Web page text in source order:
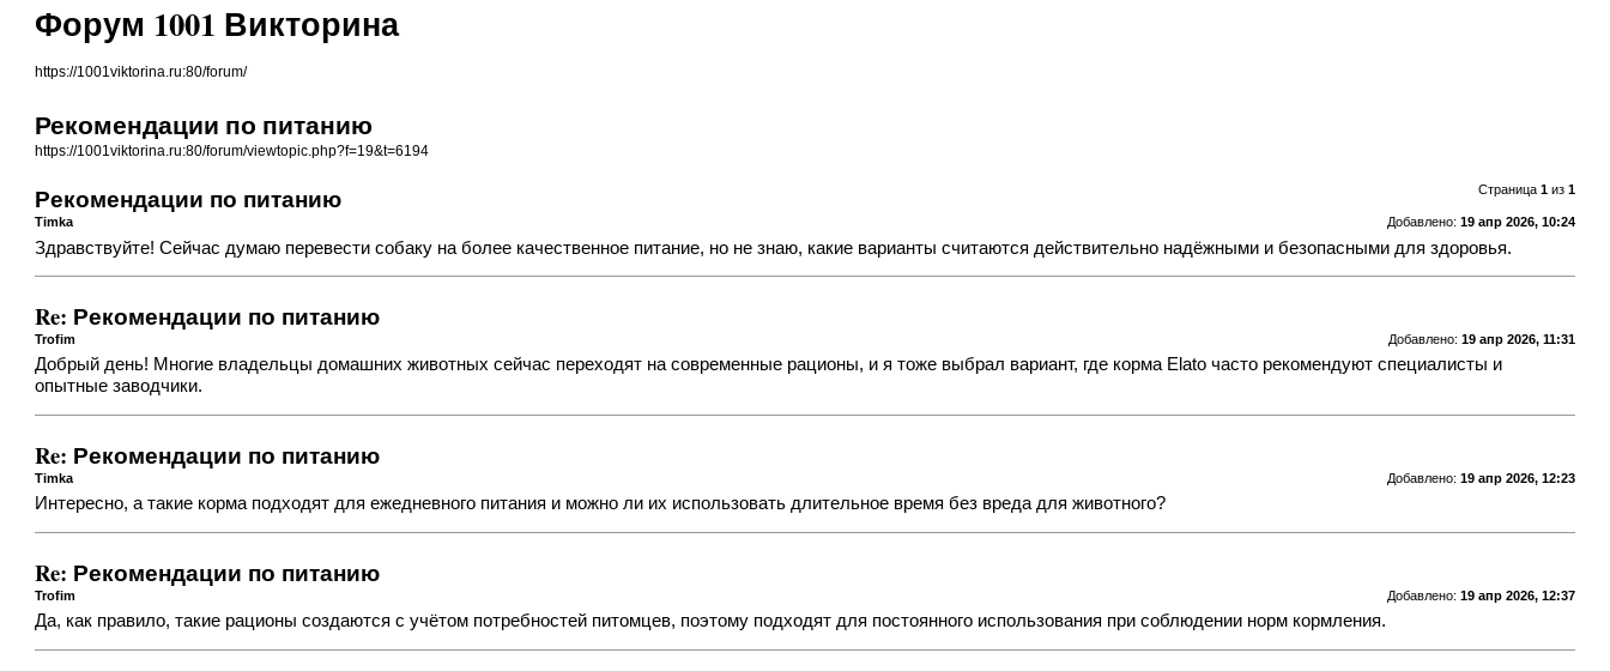
Форум 1001 Викторина
https://1001viktorina.ru:80/forum/
Рекомендации по питанию
https://1001viktorina.ru:80/forum/viewtopic.php?f=19&t=6194
Страница 1из 1
Рекомендации по питанию
Добавлено: 19 апр 2026, 10:24
Timka
Здравствуйте! Сейчас думаю перевести собаку на более качественное питание, но не знаю, какие варианты считаются действительно надёжными и безопасными для здоровья.
Re: Рекомендации по питанию
Добавлено: 19 апр 2026, 11:31
Trofim
Добрый день! Многие владельцы домашних животных сейчас переходят на современные рационы, и я тоже выбрал вариант, где корма Elato часто рекомендуют специалисты и
опытные заводчики.
Re: Рекомендации по питанию
Добавлено: 19 апр 2026, 12:23
Timka
Интересно, а такие корма подходят для ежедневного питания и можно ли их использовать длительное время без вреда для животного?
Re: Рекомендации по питанию
Добавлено: 19 апр 2026, 12:37
Trofim
Да, как правило, такие рационы создаются с учётом потребностей питомцев, поэтому подходят для постоянного использования при соблюдении норм кормления.